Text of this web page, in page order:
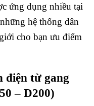
ứng dụng nhiều tại
hệ thống dân
cho bạn ưu điểm
điện từ gang
– D200)